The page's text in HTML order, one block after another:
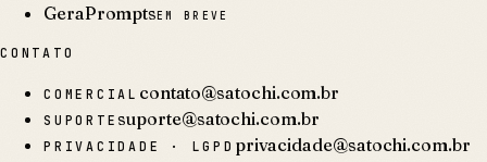
GeraPromptsEM BREVE
CONTATO
COMERCIAL contato@satochi.com.br
SUPORTEsuporte@satochi.com.br
PRIVACIDADE · LGPD privacidade@satochi.com.br